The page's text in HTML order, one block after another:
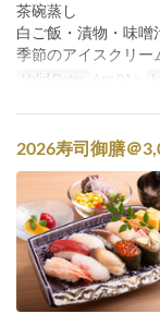
茶碗蒸し
白ご飯・漬物・味噌
季節のアイスクリー
Valid Dates Apr 01 ~
2026寿司御膳＠